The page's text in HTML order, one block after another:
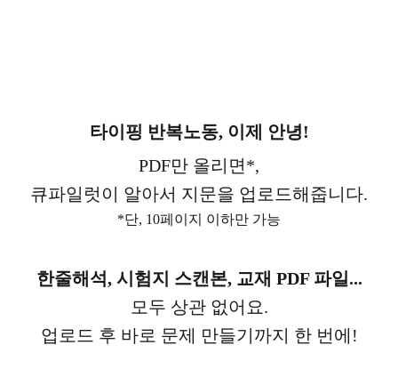
타이핑 반복노동, 이제 안녕!
PDF만 올리면*,
큐파일럿이 알아서 지문을 업로드해줍니다.
*단, 10페이지 이하만 가능
한줄해석, 시험지 스캔본, 교재 PDF 파일...
모두 상관 없어요.
업로드 후 바로 문제 만들기까지 한 번에!